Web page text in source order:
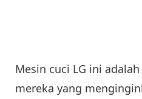
Mesin cuci LG ini
mereka yang